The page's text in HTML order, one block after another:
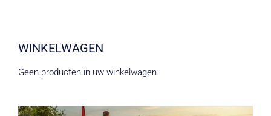
WINKELWAGEN
Geen producten in uw winkelwagen.